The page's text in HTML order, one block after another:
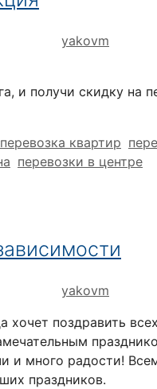
yakovm
и получи скидку на
Метки
перевозка квартир
перевозки в центре
yakovm
хочет поздравить
и много радости!
праздников.